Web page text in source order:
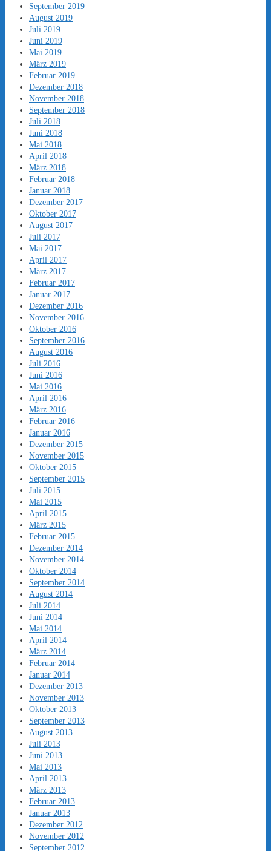
September 2019
August 2019
Juli 2019
Juni 2019
Mai 2019
März 2019
Februar 2019
Dezember 2018
November 2018
September 2018
Juli 2018
Juni 2018
Mai 2018
April 2018
März 2018
Februar 2018
Januar 2018
Dezember 2017
Oktober 2017
August 2017
Juli 2017
Mai 2017
April 2017
März 2017
Februar 2017
Januar 2017
Dezember 2016
November 2016
Oktober 2016
September 2016
August 2016
Juli 2016
Juni 2016
Mai 2016
April 2016
März 2016
Februar 2016
Januar 2016
Dezember 2015
November 2015
Oktober 2015
September 2015
Juli 2015
Mai 2015
April 2015
März 2015
Februar 2015
Dezember 2014
November 2014
Oktober 2014
September 2014
August 2014
Juli 2014
Juni 2014
Mai 2014
April 2014
März 2014
Februar 2014
Januar 2014
Dezember 2013
November 2013
Oktober 2013
September 2013
August 2013
Juli 2013
Juni 2013
Mai 2013
April 2013
März 2013
Februar 2013
Januar 2013
Dezember 2012
November 2012
September 2012